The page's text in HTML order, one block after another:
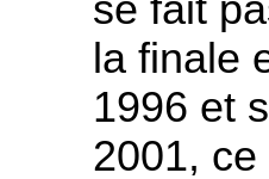
la finale
1996 et
2001,